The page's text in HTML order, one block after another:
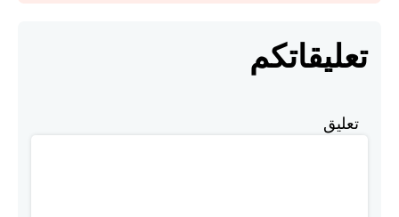
تعليقاتكم
تعليق